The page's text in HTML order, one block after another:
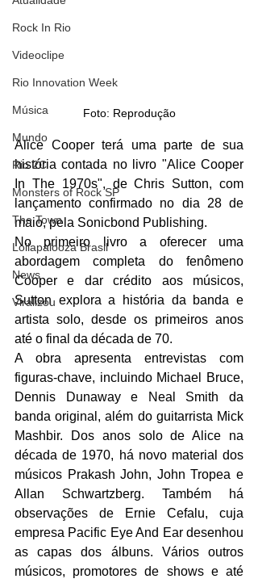
Rock In Rio
Videoclipe
Rio Innovation Week
Música
Mundo
Rio 2C
Monsters of Rock SP
The Town
Lollapalooza Brasil
News
Viralizou
Foto: Reprodução
Alice Cooper terá uma parte de sua
história contada no livro "Alice Cooper
In The 1970s", de Chris Sutton, com
lançamento confirmado no dia 28 de
maio, pela Sonicbond Publishing.
No primeiro livro a oferecer uma
abordagem completa do fenômeno
Cooper e dar crédito aos músicos,
Sutton explora a história da banda e
artista solo, desde os primeiros anos
até o final da década de 70.
A obra apresenta entrevistas com
figuras-chave, incluindo Michael Bruce,
Dennis Dunaway e Neal Smith da
banda original, além do guitarrista Mick
Mashbir. Dos anos solo de Alice na
década de 1970, há novo material dos
músicos Prakash John, John Tropea e
Allan Schwartzberg. Também há
observações de Ernie Cefalu, cuja
empresa Pacific Eye And Ear desenhou
as capas dos álbuns. Vários outros
músicos, promotores de shows e até